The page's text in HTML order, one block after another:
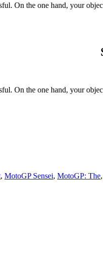
On the one hand, your
On the one hand, your
, MotoGP Sensei, MotoGP: The,